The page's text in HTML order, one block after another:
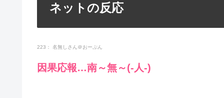
ネットの反応
223： 名無しさん＠おーぷん
因果応報…南～無～(-人-)